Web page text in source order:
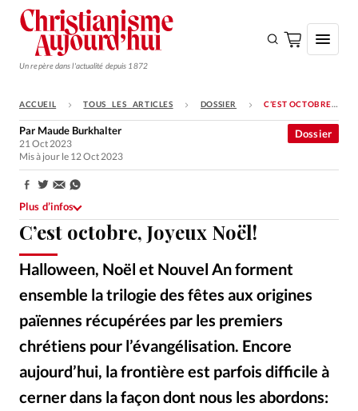
Un repère dans l'actualité depuis 1872
S'ABONNER
Monde
Opinions
Tous les articles
Faire un don
Emploi
Se connecter
Édition: Internationale
Devise:
CHF
ACCUEIL TOUS LES ARTICLES DOSSIER C’EST OCTOBRE, JOYEUX NOËL!
C’est octobre, Joyeux Noël!
Halloween, Noël et Nouvel An forment
ensemble la trilogie des fêtes aux origines
païennes récupérées par les premiers
chrétiens pour l’évangélisation. Encore
aujourd’hui, la frontière est parfois difficile à
cerner dans la façon dont nous les abordons:
Dossier
Par Maude Burkhalter
21 Oct 2023
Mis à jour le 12 Oct 2023
Partager:
Plus d’infos